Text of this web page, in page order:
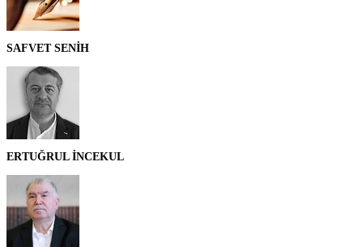
SAFVET SENİH
ERTUĞRUL İNCEKUL